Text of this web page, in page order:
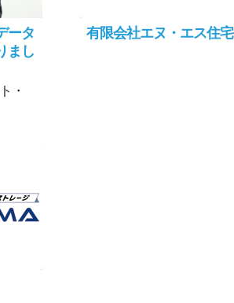
ータ
まし
・
有限会社エヌ・エス住宅